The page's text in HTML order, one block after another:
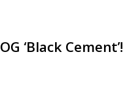
‘Black Cement’!